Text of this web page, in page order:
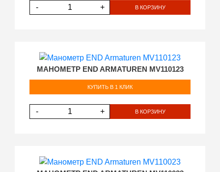
- + В КОРЗИНУ
МАНОМЕТР END ARMATUREN MV110123
КУПИТЬ В 1 КЛИК
- + В КОРЗИНУ